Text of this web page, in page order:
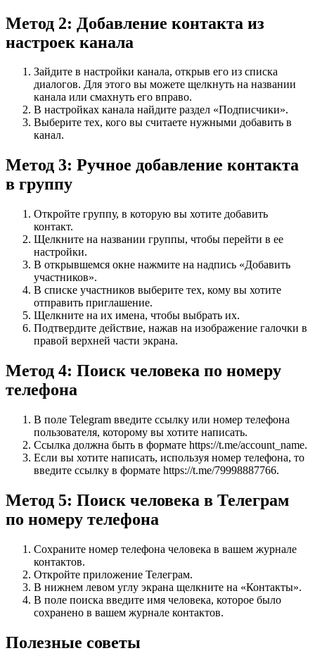
Метод 2: Добавление контакта из
настроек канала
Зайдите в настройки канала, открыв его из списка
диалогов. Для этого вы можете щелкнуть на названии
канала или смахнуть его вправо.
В настройках канала найдите раздел «Подписчики».
Выберите тех, кого вы считаете нужными добавить в
канал.
Метод 3: Ручное добавление контакта
в группу
Откройте группу, в которую вы хотите добавить
контакт.
Щелкните на названии группы, чтобы перейти в ее
настройки.
В открывшемся окне нажмите на надпись «Добавить
участников».
В списке участников выберите тех, кому вы хотите
отправить приглашение.
Щелкните на их имена, чтобы выбрать их.
Подтвердите действие, нажав на изображение галочки в
правой верхней части экрана.
Метод 4: Поиск человека по номеру
телефона
В поле Telegram введите ссылку или номер телефона
пользователя, которому вы хотите написать.
Ссылка должна быть в формате https://t.me/account_name.
Если вы хотите написать, используя номер телефона, то
введите ссылку в формате https://t.me/79998887766.
Метод 5: Поиск человека в Телеграм
по номеру телефона
Сохраните номер телефона человека в вашем журнале
контактов.
Откройте приложение Телеграм.
В нижнем левом углу экрана щелкните на «Контакты».
В поле поиска введите имя человека, которое было
сохранено в вашем журнале контактов.
Полезные советы